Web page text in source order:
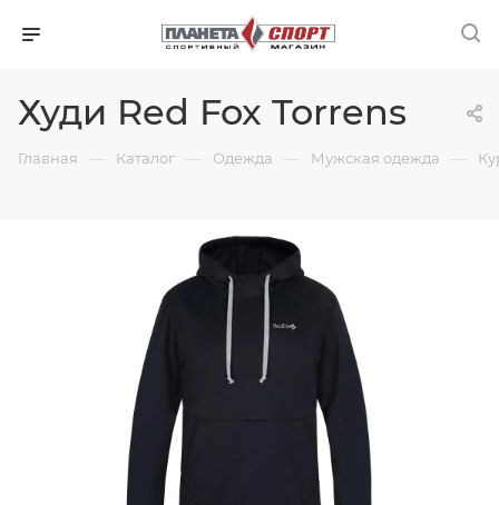
Худи Red Fox Torrens
Главная — Каталог — Одежда — Мужская одежда —